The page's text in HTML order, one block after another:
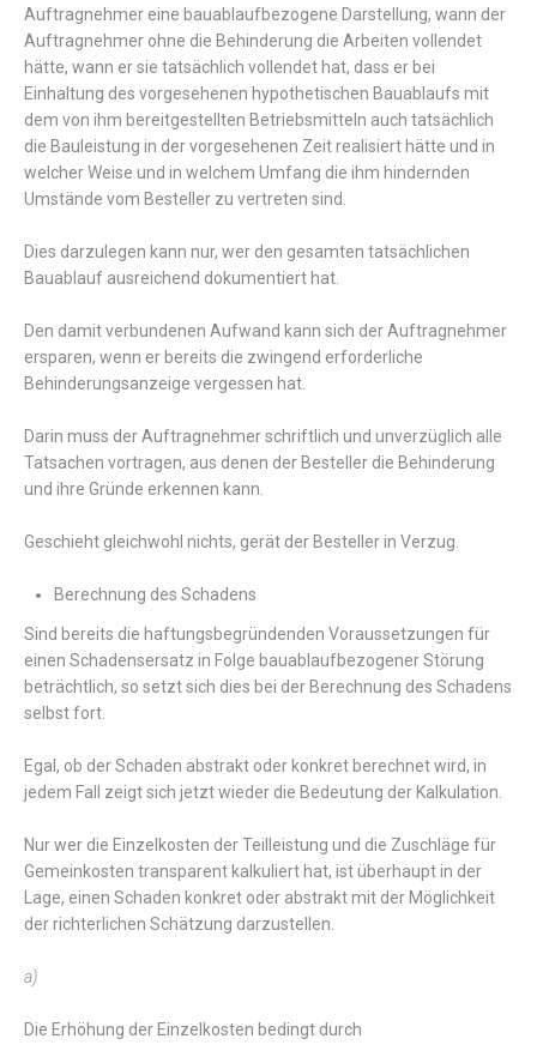
Auftragnehmer eine bauablaufbezogene Darstellung, wann der
Auftragnehmer ohne die Behinderung die Arbeiten vollendet
hätte, wann er sie tatsächlich vollendet hat, dass er bei
Einhaltung des vorgesehenen hypothetischen Bauablaufs mit
dem von ihm bereitgestellten Betriebsmitteln auch tatsächlich
die Bauleistung in der vorgesehenen Zeit realisiert hätte und in
welcher Weise und in welchem Umfang die ihm hindernden
Umstände vom Besteller zu vertreten sind.
Dies darzulegen kann nur, wer den gesamten tatsächlichen
Bauablauf ausreichend dokumentiert hat.
Den damit verbundenen Aufwand kann sich der Auftragnehmer
ersparen, wenn er bereits die zwingend erforderliche
Behinderungsanzeige vergessen hat.
Darin muss der Auftragnehmer schriftlich und unverzüglich alle
Tatsachen vortragen, aus denen der Besteller die Behinderung
und ihre Gründe erkennen kann.
Geschieht gleichwohl nichts, gerät der Besteller in Verzug.
Berechnung des Schadens
Sind bereits die haftungsbegründenden Voraussetzungen für
einen Schadensersatz in Folge bauablaufbezogener Störung
beträchtlich, so setzt sich dies bei der Berechnung des Schadens
selbst fort.
Egal, ob der Schaden abstrakt oder konkret berechnet wird, in
jedem Fall zeigt sich jetzt wieder die Bedeutung der Kalkulation.
Nur wer die Einzelkosten der Teilleistung und die Zuschläge für
Gemeinkosten transparent kalkuliert hat, ist überhaupt in der
Lage, einen Schaden konkret oder abstrakt mit der Möglichkeit
der richterlichen Schätzung darzustellen.
a)
Die Erhöhung der Einzelkosten bedingt durch